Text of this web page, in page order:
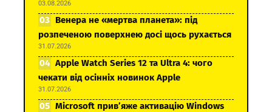
03.08.2026
Венера не «мертва планета»: під
розпеченою поверхнею досі щось рухається
31.07.2026
Apple Watch Series 12 та Ultra 4: чого
чекати від осінніх новинок Apple
31.07.2026
Microsoft прив’яже активацію Windows